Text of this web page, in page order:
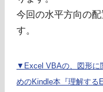
今回の水平方向の
す。
▼Excel VBAの、図形に
めのKindle本『理解する